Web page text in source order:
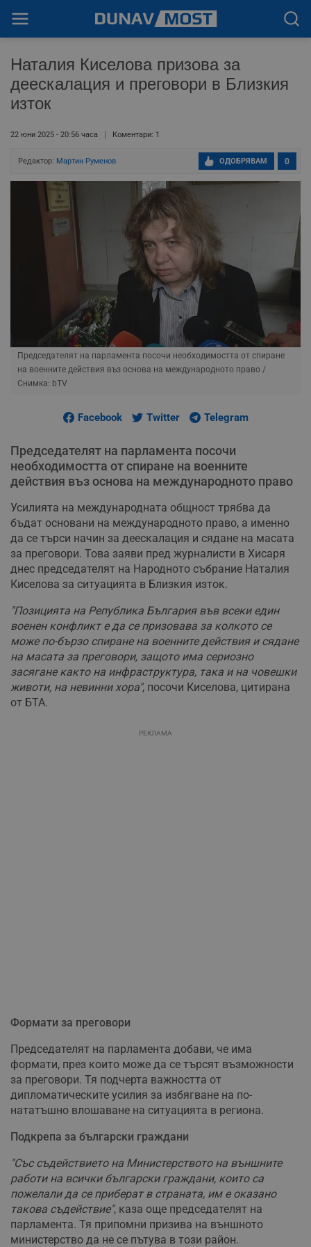
Наталия Киселова призова за
деескалация и преговори в Близкия
изток
22 юни 2025 - 20:56 часа Коментари: 1
Редактор: Мартин Руменов 0
ОДОБРЯВАМ
Председателят на парламента посочи необходимостта от спиране
на военните действия въз основа на международното право /
Снимка: bTV
Facebook Twitter Telegram
Председателят на парламента посочи
необходимостта от спиране на военните
действия въз основа на международното право
Усилията на международната общност трябва да
бъдат основани на международното право, а именно
да се търси начин за деескалация и сядане на масата
за преговори. Това заяви пред журналисти в Хисаря
днес председателят на Народното събрание Наталия
Киселова за ситуацията в Близкия изток.
"Позицията на Република България във всеки един
военен конфликт е да се призовава за колкото се
може по-бързо спиране на военните действия и сядане
на масата за преговори, защото има сериозно
засягане както на инфраструктура, така и на човешки
животи, на невинни хора", посочи Киселова, цитирана
от БТА.
РЕКЛАМА
Формати за преговори
Председателят на парламента добави, че има
формати, през които може да се търсят възможности
за преговори. Тя подчерта важността от
дипломатическите усилия за избягване на по-
нататъшно влошаване на ситуацията в региона.
Подкрепа за български граждани
"Със съдействието на Министерството на външните
работи на всички български граждани, които са
пожелали да се приберат в страната, им е оказано
такова съдействие", каза още председателят на
парламента. Тя припомни призива на външното
министерство да не се пътува в този район.